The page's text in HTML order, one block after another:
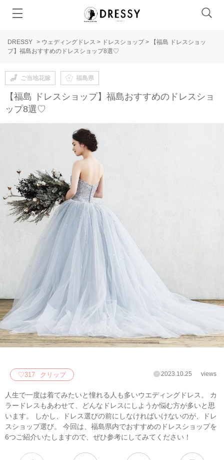
DRESSY > ウェディングドレス > ドレスショップ>
【福島 ドレスショッ
プ】福島おすすめのドレスショップ8選♡
ご当地花嫁 福島県
【福島 ドレスショップ】福島おすすめのドレスショ
ップ8選♡
♡317 クリップ 2023.10.25 views
人生で一度は着てみたいと憧れる人も多いウエディングドレス。 カ
ラードレスもあわせて、どんなドレスにしようか悩む方が多いと思
います。 しかし、ドレス選びの前にしなければいけないのが、ドレ
スショップ選び。 今回は、福島県内でおすすめのドレスショップを
6つご紹介いたしますので、ぜひ参考にしてみてください！